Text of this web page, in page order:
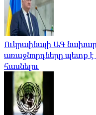
Ուկրաինայի ԱԳ
առաջնորդները պետք
հասնելու